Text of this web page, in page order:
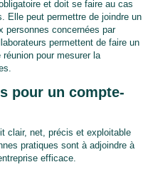
et doit se faire au cas
Elle peut permettre de joindre un
personnes concernées par
permettent de faire un
pour mesurer la
pour un compte-
clair, net, précis et exploitable
pratiques sont à adjoindre à
efficace.